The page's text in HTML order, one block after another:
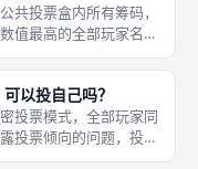
共投票盒内所有筹码，
值最高的全部玩家名
同步亮出身份卡，摊开
并列玩家是饿狼、狐狸
以投自己吗？
投票模式，全部玩家同
投票倾向的问题，投票
无任何禁止投给自己的